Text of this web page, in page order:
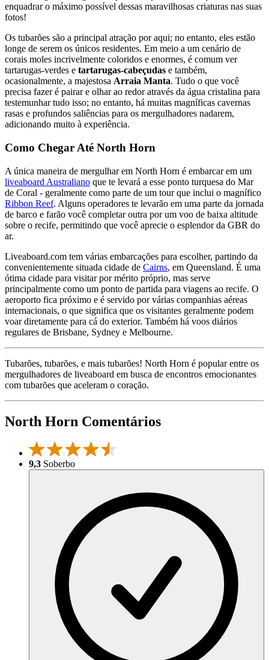
enquadrar o máximo possível dessas maravilhosas criaturas nas suas
fotos!
Os tubarões são a principal atração por aqui; no entanto, eles estão
longe de serem os únicos residentes. Em meio a um cenário de
corais moles incrivelmente coloridos e enormes, é comum ver
tartarugas-verdes e tartarugas-cabeçudas e também,
ocasionalmente, a majestosa Arraia Manta. Tudo o que você
precisa fazer é pairar e olhar ao redor através da água cristalina para
testemunhar tudo isso; no entanto, há muitas magníficas cavernas
rasas e profundos saliências para os mergulhadores nadarem,
adicionando muito à experiência.
Como Chegar Até North Horn
A única maneira de mergulhar em North Horn é embarcar em um
liveaboard Australiano que te levará a esse ponto turquesa do Mar
de Coral - geralmente como parte de um tour que inclui o magnífico
Ribbon Reef. Alguns operadores te levarão em uma parte da jornada
de barco e farão você completar outra por um voo de baixa altitude
sobre o recife, permitindo que você aprecie o esplendor da GBR do
ar.
Liveaboard.com tem várias embarcações para escolher, partindo da
convenientemente situada cidade de Cairns, em Queensland. É uma
ótima cidade para visitar por mérito próprio, mas serve
principalmente como um ponto de partida para viagens ao recife. O
aeroporto fica próximo e é servido por várias companhias aéreas
internacionais, o que significa que os visitantes geralmente podem
voar diretamente para cá do exterior. Também há voos diários
regulares de Brisbane, Sydney e Melbourne.
Tubarões, tubarões, e mais tubarões! North Horn é popular entre os
mergulhadores de liveaboard em busca de encontros emocionantes
com tubarões que aceleram o coração.
North Horn Comentários
9,3 Soberbo